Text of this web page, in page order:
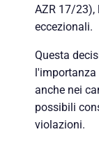
AZR 17/23),
eccezionali.
Questa
anche nei
possibili
violazioni.